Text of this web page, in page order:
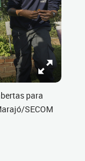
para
SECOM